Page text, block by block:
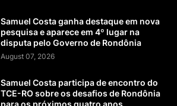
Samuel Costa ganha destaque em nova
pesquisa e aparece em 4º lugar na
disputa pelo Governo de Rondônia
August 07, 2026
Samuel Costa participa de encontro do
TCE-RO sobre os desafios de Rondônia